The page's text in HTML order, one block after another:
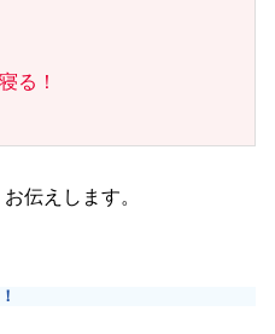
伝えします。